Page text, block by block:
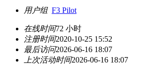
用户组 F3 Pilot
在线时间72 小时
注册时间2020-10-25 15:52
最后访问2026-06-16 18:07
上次活动时间2026-06-16 18:07